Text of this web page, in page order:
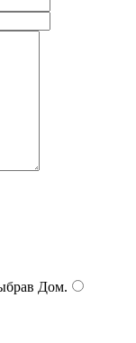
Дом.